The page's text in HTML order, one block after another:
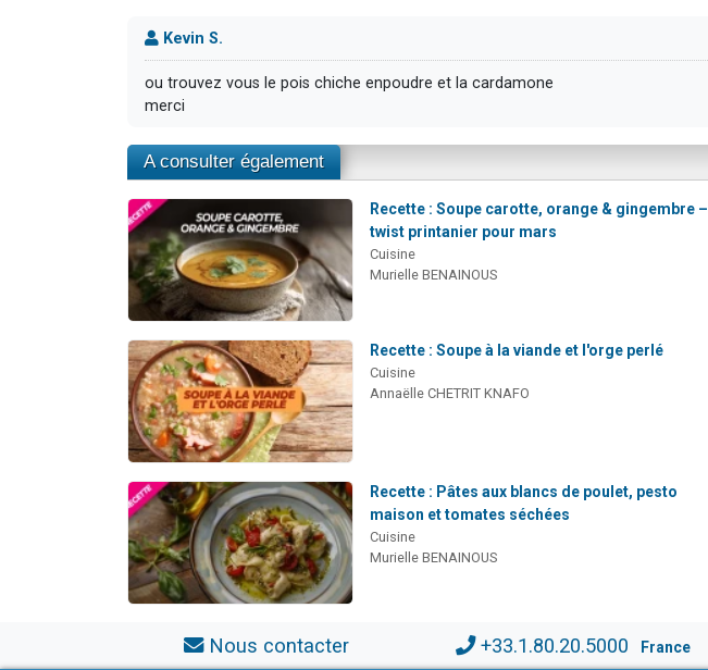
Kevin S.
ou trouvez vous le pois chiche enpoudre et la cardamone
merci
A consulter également
Recette : Soupe carotte, orange & gingembre –
twist printanier pour mars
Cuisine
Murielle BENAINOUS
Recette : Soupe à la viande et l'orge perlé
Cuisine
Annaëlle CHETRIT KNAFO
Recette : Pâtes aux blancs de poulet, pesto
maison et tomates séchées
Cuisine
Murielle BENAINOUS
Nous contacter +33.1.80.20.5000 France